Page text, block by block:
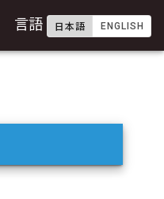
言語 日本語 ENGLISH